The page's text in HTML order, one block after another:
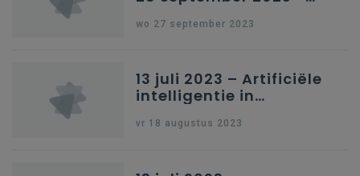
wo 27 september 2023
13 juli 2023 – Artificiële
intelligentie in
vr 18 augustus 2023